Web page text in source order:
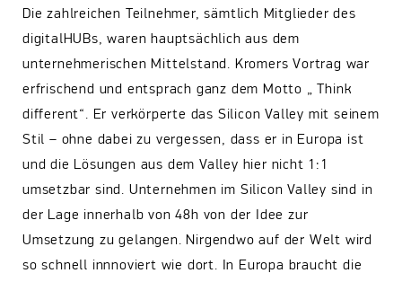
Die zahlreichen Teilnehmer, sämtlich Mitglieder des
digitalHUBs, waren hauptsächlich aus dem
unternehmerischen Mittelstand. Kromers Vortrag war
erfrischend und entsprach ganz dem Motto „ Think
different“. Er verkörperte das Silicon Valley mit seinem
Stil – ohne dabei zu vergessen, dass er in Europa ist
und die Lösungen aus dem Valley hier nicht 1:1
umsetzbar sind. Unternehmen im Silicon Valley sind in
der Lage innerhalb von 48h von der Idee zur
Umsetzung zu gelangen. Nirgendwo auf der Welt wird
so schnell innnoviert wie dort. In Europa braucht die